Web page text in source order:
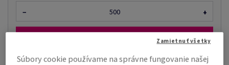
− +
Súbory cookie používame na správne fungovanie našej
Zamietnuť všetky